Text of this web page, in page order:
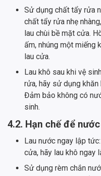
Sử dụng chất tẩy rửa
chất tẩy rửa nhẹ
lau chùi bề mặt cửa.
ấm, nhúng một miếng
lau cửa.
Lau khô sau khi vệ
rửa, hãy sử dụng
Đảm bảo không có
sinh.
4.2. Hạn chế để
Lau nước ngay lập
cửa, hãy lau khô ngay
Sử dụng rèm chắn